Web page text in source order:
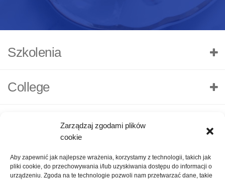
Zarządzaj zgodami plików
cookie
Aby zapewnić jak najlepsze wrażenia, korzystamy z technologii, takich jak
pliki cookie, do przechowywania i/lub uzyskiwania dostępu do informacji o
urządzeniu. Zgoda na te technologie pozwoli nam przetwarzać dane, takie
Szkolenia
College